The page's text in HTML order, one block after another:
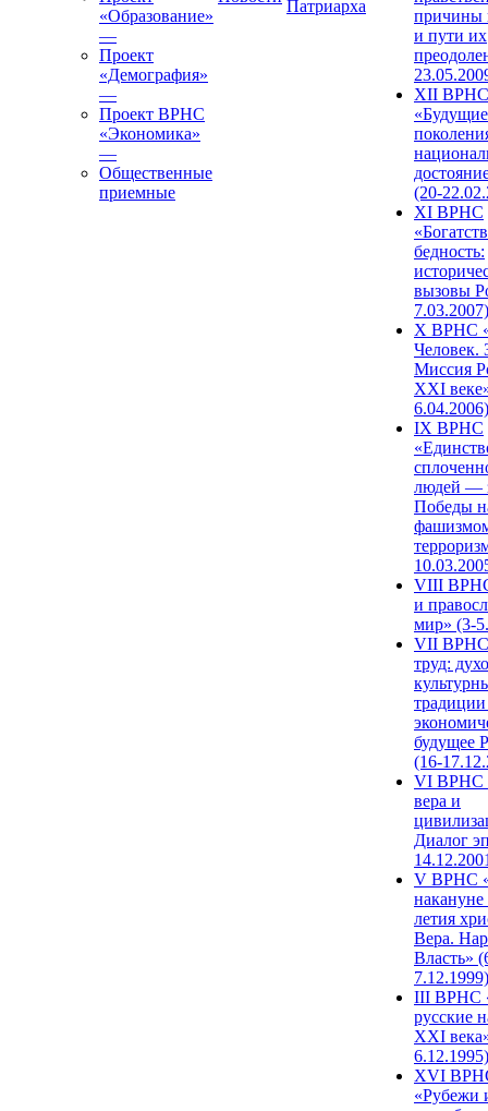
«Образование»
—
Проект
«Демография»
—
Проект ВРНС
«Экономика»
—
Общественные
приемные
Патриарха
причины
и пути их
XII ВРНС
«Будущие
(20-
XI ВРНС
бедность:
вызовы
7.03.2007)
X ВРНС
Человек.
Миссия
XXI
6.04.2006)
IX ВРНС
людей —
Победы
VIII
и
мир» (3-
VII ВРНС
труд:
будущее
(16-
VI ВРНС
вера и
Диалог
V ВРНС
накануне
летия
Вера.
Власть»
7.12.1999)
III ВРНС
русские
XXI
6.12.1995)
XVI
«Рубежи